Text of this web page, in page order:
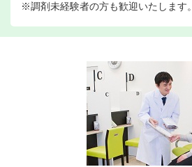
※調剤未経験者の方も歓迎いたします。